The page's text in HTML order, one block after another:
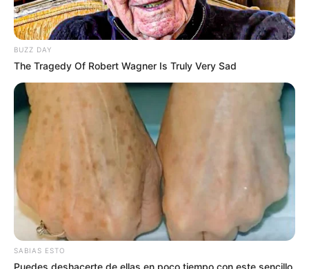
sumamente densa que
verdaderamente se puede cortar
con un cuchillo de la pura intriga
por conocer todo su historial
oculto”
, relató con profunda
consternación una testigo clave
detrás del cerco de seguridad
perimetral.
Los oficiales de la fiscalía general procedieron
de inmediato a colocar las famosas cintas
amarillas de “Prohibido el paso” en el inmueble
asegurado, resguardando los informes
BUZZ DAY
The Tragedy Of Robert Wagner Is Truly Very Sad
SABIAS ESTO
Puedes deshacerte de ellas en poco tiempo con este sencillo